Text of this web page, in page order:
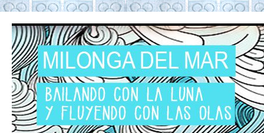
Tango en Barcelona
Tango en Barcelona. Clases de Tango en
Barcelona. Show Tango. Zapatos Tango.
Eventos. Private Tango Lesson. Rooftop
Tango experience Barcelona. Milongas y
practicas de Tango Barcelona